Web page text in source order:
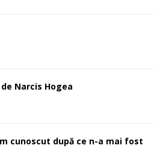
Narcis Hogea
cunoscut după ce n-a mai fost